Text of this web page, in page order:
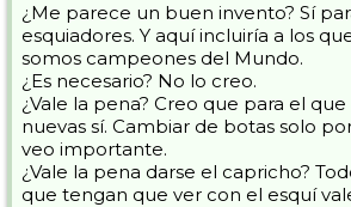
¿Me parece un buen invento? Sí
esquiadores. Y aquí incluiría a los
somos campeones del Mundo.
¿Es necesario? No lo creo.
¿Vale la pena? Creo que para el
nuevas sí. Cambiar de botas solo
veo importante.
¿Vale la pena darse el capricho?
que tengan que ver con el esquí